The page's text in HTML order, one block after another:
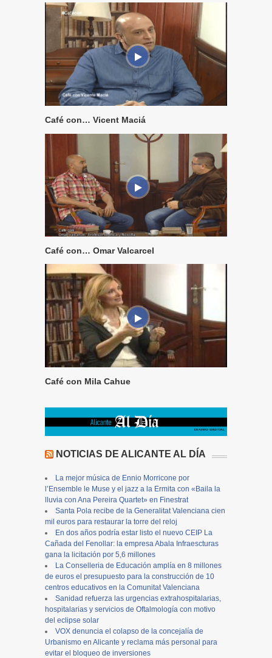
Café con… Vicent Maciá
Café con… Omar Valcarcel
Café con Mila Cahue
NOTICIAS DE ALICANTE AL DÍA
La mejor música de Ennio Morricone por
l’Ensemble le Muse y el jazz a la Ermita con «Baila la
lluvia con Ana Pereira Quartet» en Finestrat
Santa Pola recibe de la Generalitat Valenciana cien
mil euros para restaurar la torre del reloj
En dos años podría estar listo el nuevo CEIP La
Cañada del Fenollar: la empresa Abala Infraescturas
gana la licitación por 5,6 millones
La Conselleria de Educación amplía en 8 millones
de euros el presupuesto para la construcción de 10
centros educativos en la Comunitat Valenciana
Sanidad refuerza las urgencias extrahospitalarias,
hospitalarias y servicios de Oftalmología con motivo
del eclipse solar
VOX denuncia el colapso de la concejalía de
Urbanismo en Alicante y reclama más personal para
evitar el bloqueo de inversiones